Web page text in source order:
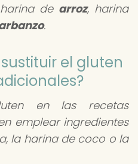
de arroz, harina
.
el gluten
en las recetas
emplear ingredientes
la harina de coco o la